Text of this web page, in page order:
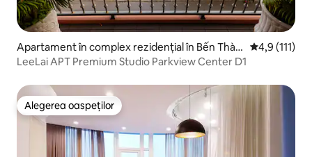
Apartament în complex rezidențial în Bến Thàn
h
Scor mediu
4,9 (111)
LeeLai APT Premium Studio Parkview Center D1
Alegerea oaspeților
Alegerea oaspeților